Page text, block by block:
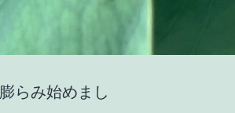
らみ始めまし